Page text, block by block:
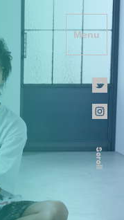
Menu
Scroll